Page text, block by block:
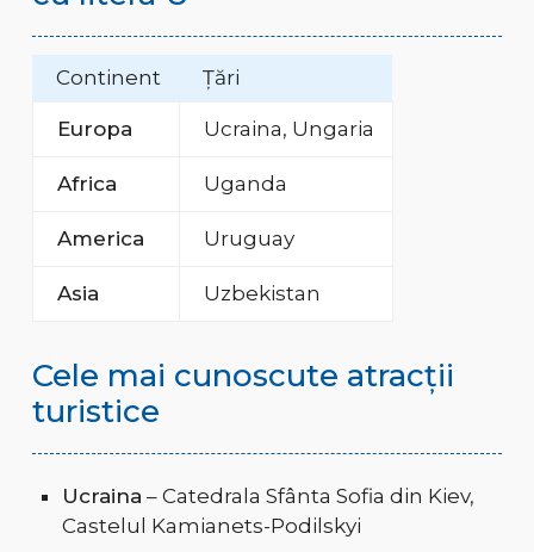
Continent Țări
Europa Ucraina, Ungaria
Africa Uganda
America Uruguay
Asia Uzbekistan
Cele mai cunoscute atracții
turistice
Ucraina – Catedrala Sfânta Sofia din Kiev,
Castelul Kamianets-Podilskyi